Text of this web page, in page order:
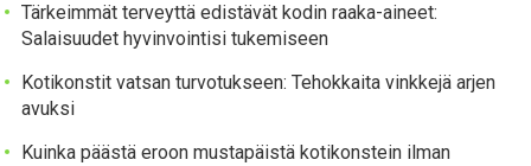
Tärkeimmät terveyttä edistävät kodin raaka-aineet:
Salaisuudet hyvinvointisi tukemiseen
Kotikonstit vatsan turvotukseen: Tehokkaita vinkkejä arjen
avuksi
Kuinka päästä eroon mustapäistä kotikonstein ilman